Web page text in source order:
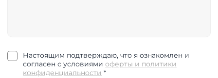
Настоящим подтверждаю, что я ознакомлен и
согласен с условиямиоферты и политики
конфиденциальности *